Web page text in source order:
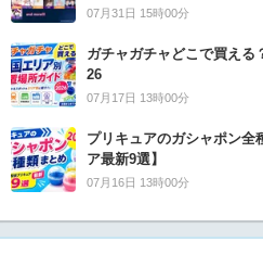
07月31日 15時00分
ガチャガチャどこで買える
26
07月17日 13時00分
プリキュアのガシャポン全
ア最新9選】
07月16日 13時00分